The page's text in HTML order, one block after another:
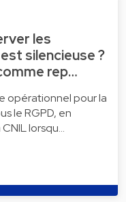
les
silencieuse ?
rep…
opérationnel pour la
le RGPD, en
lorsqu…